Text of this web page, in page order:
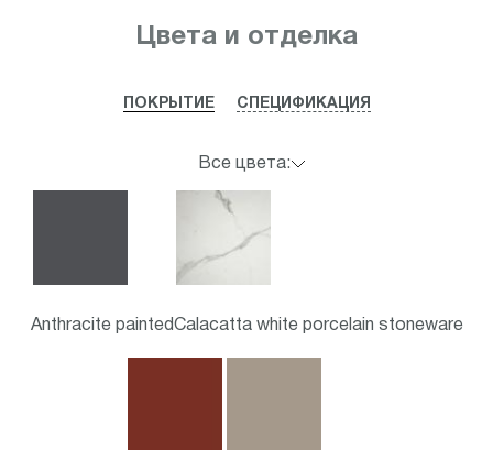
Цвета и отделка
ПОКРЫТИЕ СПЕЦИФИКАЦИЯ
Все цвета:
Anthracite paintedCalacatta white porcelain stoneware